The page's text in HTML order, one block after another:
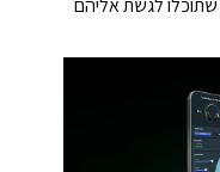
שתוכלו לגשת אליהם